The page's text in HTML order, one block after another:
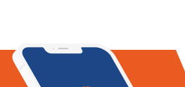
безопасности